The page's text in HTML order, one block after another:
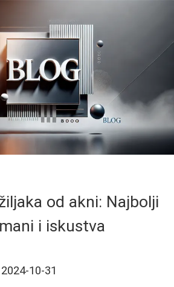
od akni: Najbolji
i iskustva
2024-10-31